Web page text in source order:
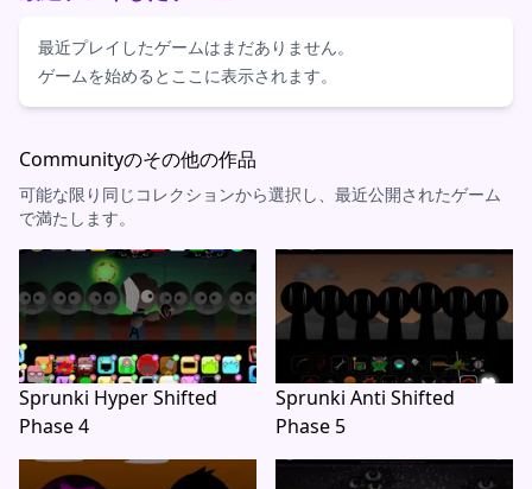
最近プレイしたゲームはまだありません。
ゲームを始めるとここに表示されます。
Communityのその他の作品
可能な限り同じコレクションから選択し、最近公開されたゲーム
で満たします。
Sprunki Hyper Shifted
Phase 4
Sprunki Anti Shifted
Phase 5